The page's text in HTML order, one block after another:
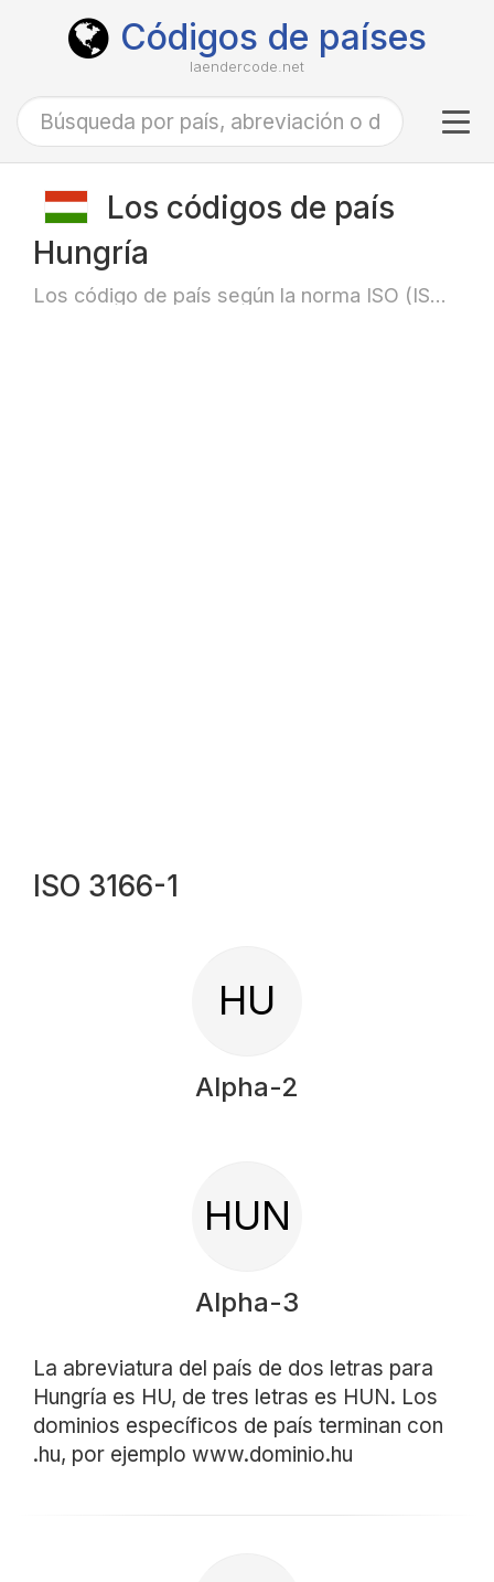
Códigos de países
laendercode.net
Los códigos de país
Hungría
Los código de país según la norma ISO (ISO-3166)
ISO 3166-1
HU
Alpha-2
HUN
Alpha-3
La abreviatura del país de dos letras para
Hungría es HU, de tres letras es HUN. Los
dominios específicos de país terminan con
.hu, por ejemplo www.dominio.hu